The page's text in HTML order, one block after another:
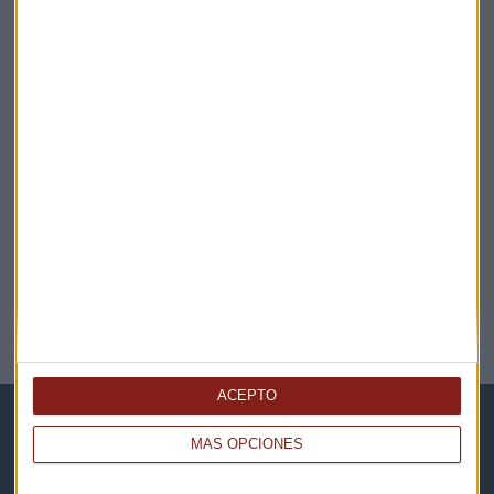
MÁS OPCIONES
ACEPTO
NOTICIAS RELACIONADAS